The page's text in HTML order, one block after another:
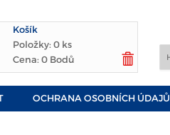
Košík
Položky: 0 ks
Cena: 0 Bodů
OCHRANA OSOBNÍCH ÚDAJŮ